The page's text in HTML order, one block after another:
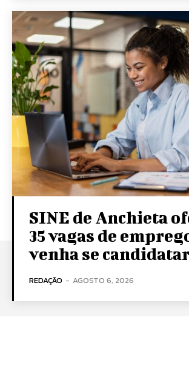
SINE de Anchieta
35 vagas de
venha se
REDAÇÃO - AGOSTO 6, 2026